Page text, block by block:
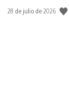
Fecha
28 de julio de 2026